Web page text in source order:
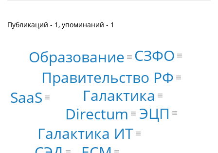
Публикаций - 1, упоминаний - 1
Directum
Галактика
Галактика ИТ
Правительство РФ
SaaS
ЭЦП
СЗФО
Образование